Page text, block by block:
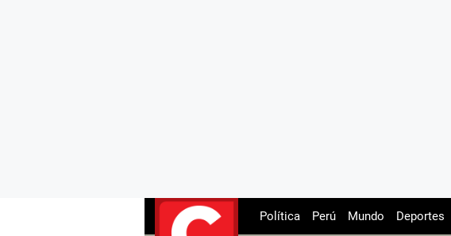
Política Perú Mundo Deportes